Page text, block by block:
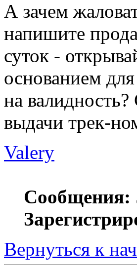
А зачем
напишите
суток -
основанием
на
выдачи трек-
Valery
Сообщения:
Вернуться к